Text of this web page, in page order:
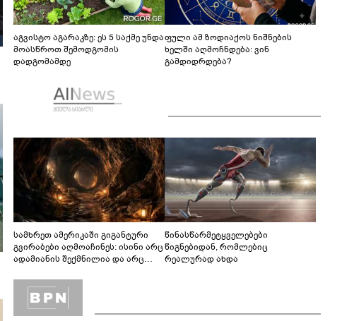
აგვისტო აგარაკზე: ეს 5 საქმე უნდა
მოასწროთ შემოდგომის
დადგომამდე
ფული ამ ზოდიაქოს ნიშნების
ხელში აღმოჩნდება: ვინ
გამდიდრდება?
სამხრეთ ამერიკაში გიგანტური
გვირაბები აღმოაჩინეს: ისინი არც
ადამიანის შექმნილია და არც
ლაბირინთები?
წინასწარმეტყველებები
წიგნებიდან, რომლებიც
რეალურად ახდა